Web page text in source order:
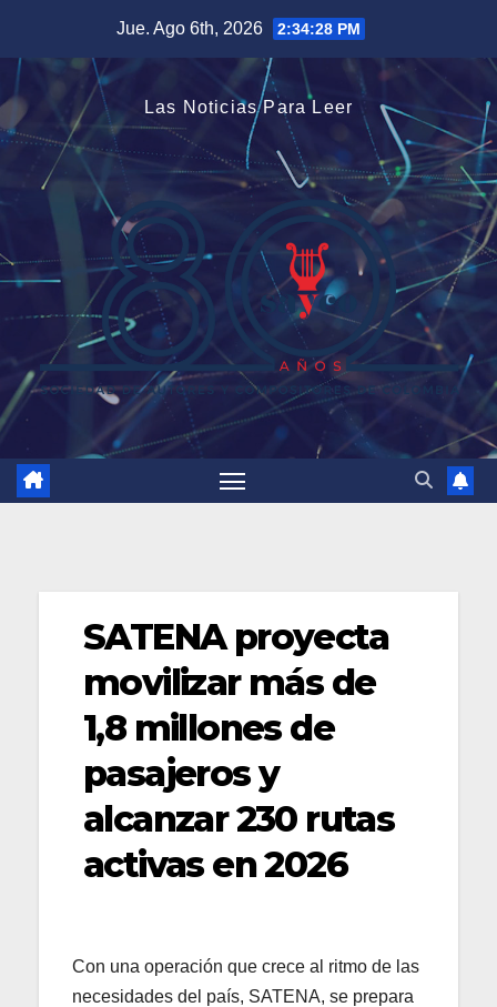
contenido
Jue. Ago 6th, 2026 2:34:29 PM
Las Noticias Para Leer
SATENA proyecta
movilizar más de
1,8 millones de
pasajeros y
alcanzar 230 rutas
activas en 2026
Con una operación que crece al ritmo de las
necesidades del país, SATENA, se prepara